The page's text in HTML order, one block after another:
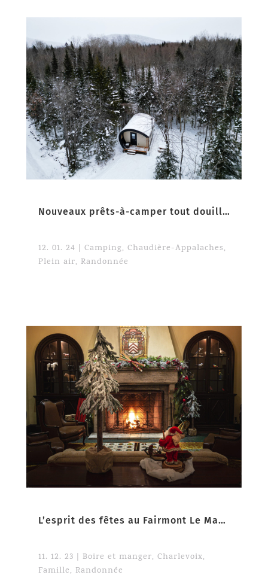
Nouveaux prêts-à-camper tout douillets au Parc du Massif du Sud
12. 01. 24 | Camping, Chaudière-Appalaches,
Plein air, Randonnée
L’esprit des fêtes au Fairmont Le Manoir Richelieu
11. 12. 23 | Boire et manger, Charlevoix,
Famille, Randonnée